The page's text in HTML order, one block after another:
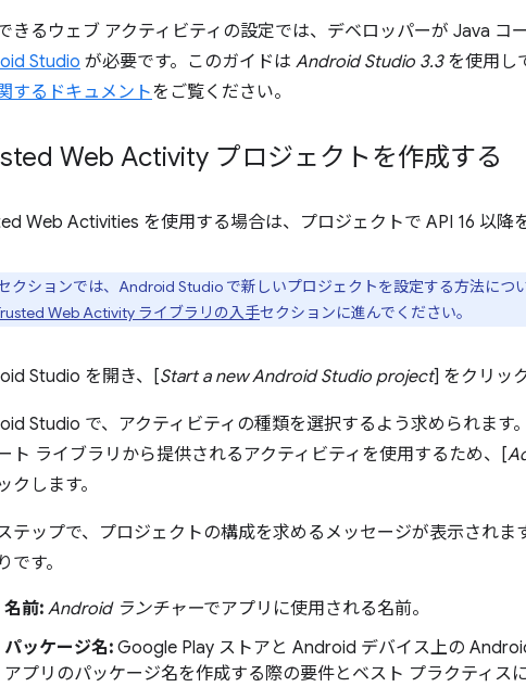
きるウェブ アクティビティの設定では、デベロッパーが Java コ
Studio が必要です。このガイドは Android Studio 3.3を使用し
するドキュメントをご覧ください。
Web Activity プロジェクトを作成する
Web Activities を使用する場合は、プロジェクトで API 16 以降
クションでは、Android Studio で新しいプロジェクトを設定する方法につ
Web Activity ライブラリの入手セクションに進んでください。
Studio を開き、[Start a new Android Studio project] をクリッ
Studio で、アクティビティの種類を選択するよう求められます
ト ライブラリから提供されるアクティビティを使用するため、[
クします。
テップで、プロジェクトの構成を求めるメッセージが表示されま
です。
名前: Android ランチャーでアプリに使用される名前。
パッケージ名: Google Play ストアと Android デバイス上の
アプリのパッケージ名を作成する際の要件とベスト プラクティスに